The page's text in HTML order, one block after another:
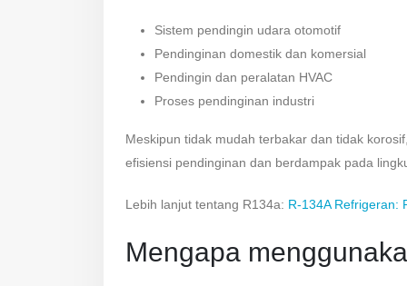
Sistem pendingin udara otomotif
Pendinginan domestik dan komersial
Pendingin dan peralatan HVAC
Proses pendinginan industri
Meskipun tidak mudah terbakar dan tidak
efisiensi pendinginan dan berdampak pada
Lebih lanjut tentang R134a: R-134A Refrigeran:
Mengapa